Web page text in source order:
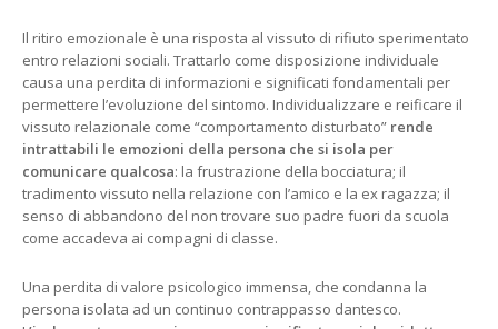
Il ritiro emozionale è una risposta al vissuto di rifiuto sperimentato
entro relazioni sociali. Trattarlo come disposizione individuale
causa una perdita di informazioni e significati fondamentali per
permettere l’evoluzione del sintomo. Individualizzare e reificare il
vissuto relazionale come “comportamento disturbato” rende
intrattabili le emozioni della persona che si isola per
comunicare qualcosa: la frustrazione della bocciatura; il
tradimento vissuto nella relazione con l’amico e la ex ragazza; il
senso di abbandono del non trovare suo padre fuori da scuola
come accadeva ai compagni di classe.
Una perdita di valore psicologico immensa, che condanna la
persona isolata ad un continuo contrappasso dantesco.